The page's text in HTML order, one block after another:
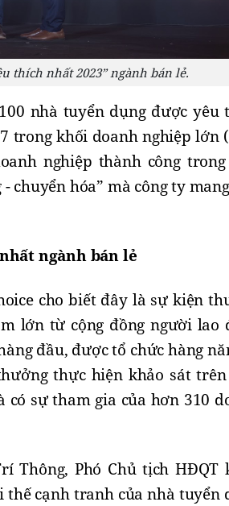
thích nhất 2023” ngành bán lẻ.
nhà tuyển dụng được yêu
trong khối doanh nghiệp lớn
nghiệp thành công
chuyển hóa” mà công ty
ngành bán lẻ
cho biết đây là sự kiện
lớn từ cộng đồng người lao
đầu, được tổ chức hàng
thực hiện khảo sát
có sự tham gia của hơn 310
Thông, Phó Chủ tịch HĐQT
thế cạnh tranh của nhà tuyển